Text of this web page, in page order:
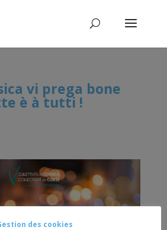
vi prega bone
è à tutti !
des cookies